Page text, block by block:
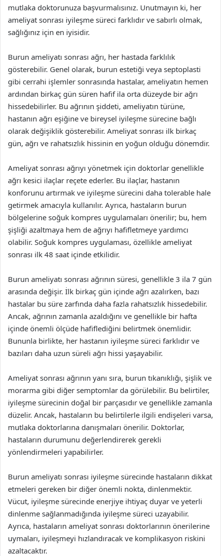
mutlaka doktorunuza başvurmalısınız. Unutmayın ki, her
ameliyat sonrası iyileşme süreci farklıdır ve sabırlı olmak,
sağlığınız için en iyisidir.
Burun ameliyatı sonrası ağrı, her hastada farklılık
gösterebilir. Genel olarak, burun estetiği veya septoplasti
gibi cerrahi işlemler sonrasında hastalar, ameliyatın hemen
ardından birkaç gün süren hafif ila orta düzeyde bir ağrı
hissedebilirler. Bu ağrının şiddeti, ameliyatın türüne,
hastanın ağrı eşiğine ve bireysel iyileşme sürecine bağlı
olarak değişiklik gösterebilir. Ameliyat sonrası ilk birkaç
gün, ağrı ve rahatsızlık hissinin en yoğun olduğu dönemdir.
Ameliyat sonrası ağrıyı yönetmek için doktorlar genellikle
ağrı kesici ilaçlar reçete ederler. Bu ilaçlar, hastanın
konforunu artırmak ve iyileşme sürecini daha tolerable hale
getirmek amacıyla kullanılır. Ayrıca, hastaların burun
bölgelerine soğuk kompres uygulamaları önerilir; bu, hem
şişliği azaltmaya hem de ağrıyı hafifletmeye yardımcı
olabilir. Soğuk kompres uygulaması, özellikle ameliyat
sonrası ilk 48 saat içinde etkilidir.
Burun ameliyatı sonrası ağrının süresi, genellikle 3 ila 7 gün
arasında değişir. İlk birkaç gün içinde ağrı azalırken, bazı
hastalar bu süre zarfında daha fazla rahatsızlık hissedebilir.
Ancak, ağrının zamanla azaldığını ve genellikle bir hafta
içinde önemli ölçüde hafiflediğini belirtmek önemlidir.
Bununla birlikte, her hastanın iyileşme süreci farklıdır ve
bazıları daha uzun süreli ağrı hissi yaşayabilir.
Ameliyat sonrası ağrının yanı sıra, burun tıkanıklığı, şişlik ve
morarma gibi diğer semptomlar da görülebilir. Bu belirtiler,
iyileşme sürecinin doğal bir parçasıdır ve genellikle zamanla
düzelir. Ancak, hastaların bu belirtilerle ilgili endişeleri varsa,
mutlaka doktorlarına danışmaları önerilir. Doktorlar,
hastaların durumunu değerlendirerek gerekli
yönlendirmeleri yapabilirler.
Burun ameliyatı sonrası iyileşme sürecinde hastaların dikkat
etmeleri gereken bir diğer önemli nokta, dinlenmektir.
Vücut, iyileşme sürecinde enerjiye ihtiyaç duyar ve yeterli
dinlenme sağlanmadığında iyileşme süreci uzayabilir.
Ayrıca, hastaların ameliyat sonrası doktorlarının önerilerine
uymaları, iyileşmeyi hızlandıracak ve komplikasyon riskini
azaltacaktır.